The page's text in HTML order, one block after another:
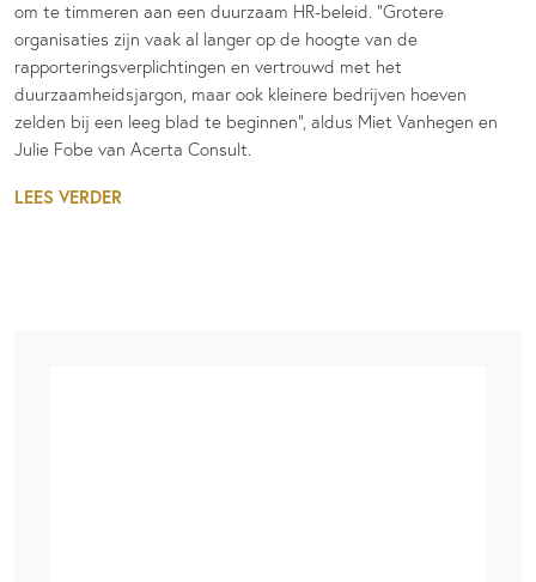
om te timmeren aan een duurzaam HR-beleid. “Grotere
organisaties zijn vaak al langer op de hoogte van de
rapporteringsverplichtingen en vertrouwd met het
duurzaamheidsjargon, maar ook kleinere bedrijven hoeven
zelden bij een leeg blad te beginnen”, aldus Miet Vanhegen en
Julie Fobe van Acerta Consult.
LEES VERDER